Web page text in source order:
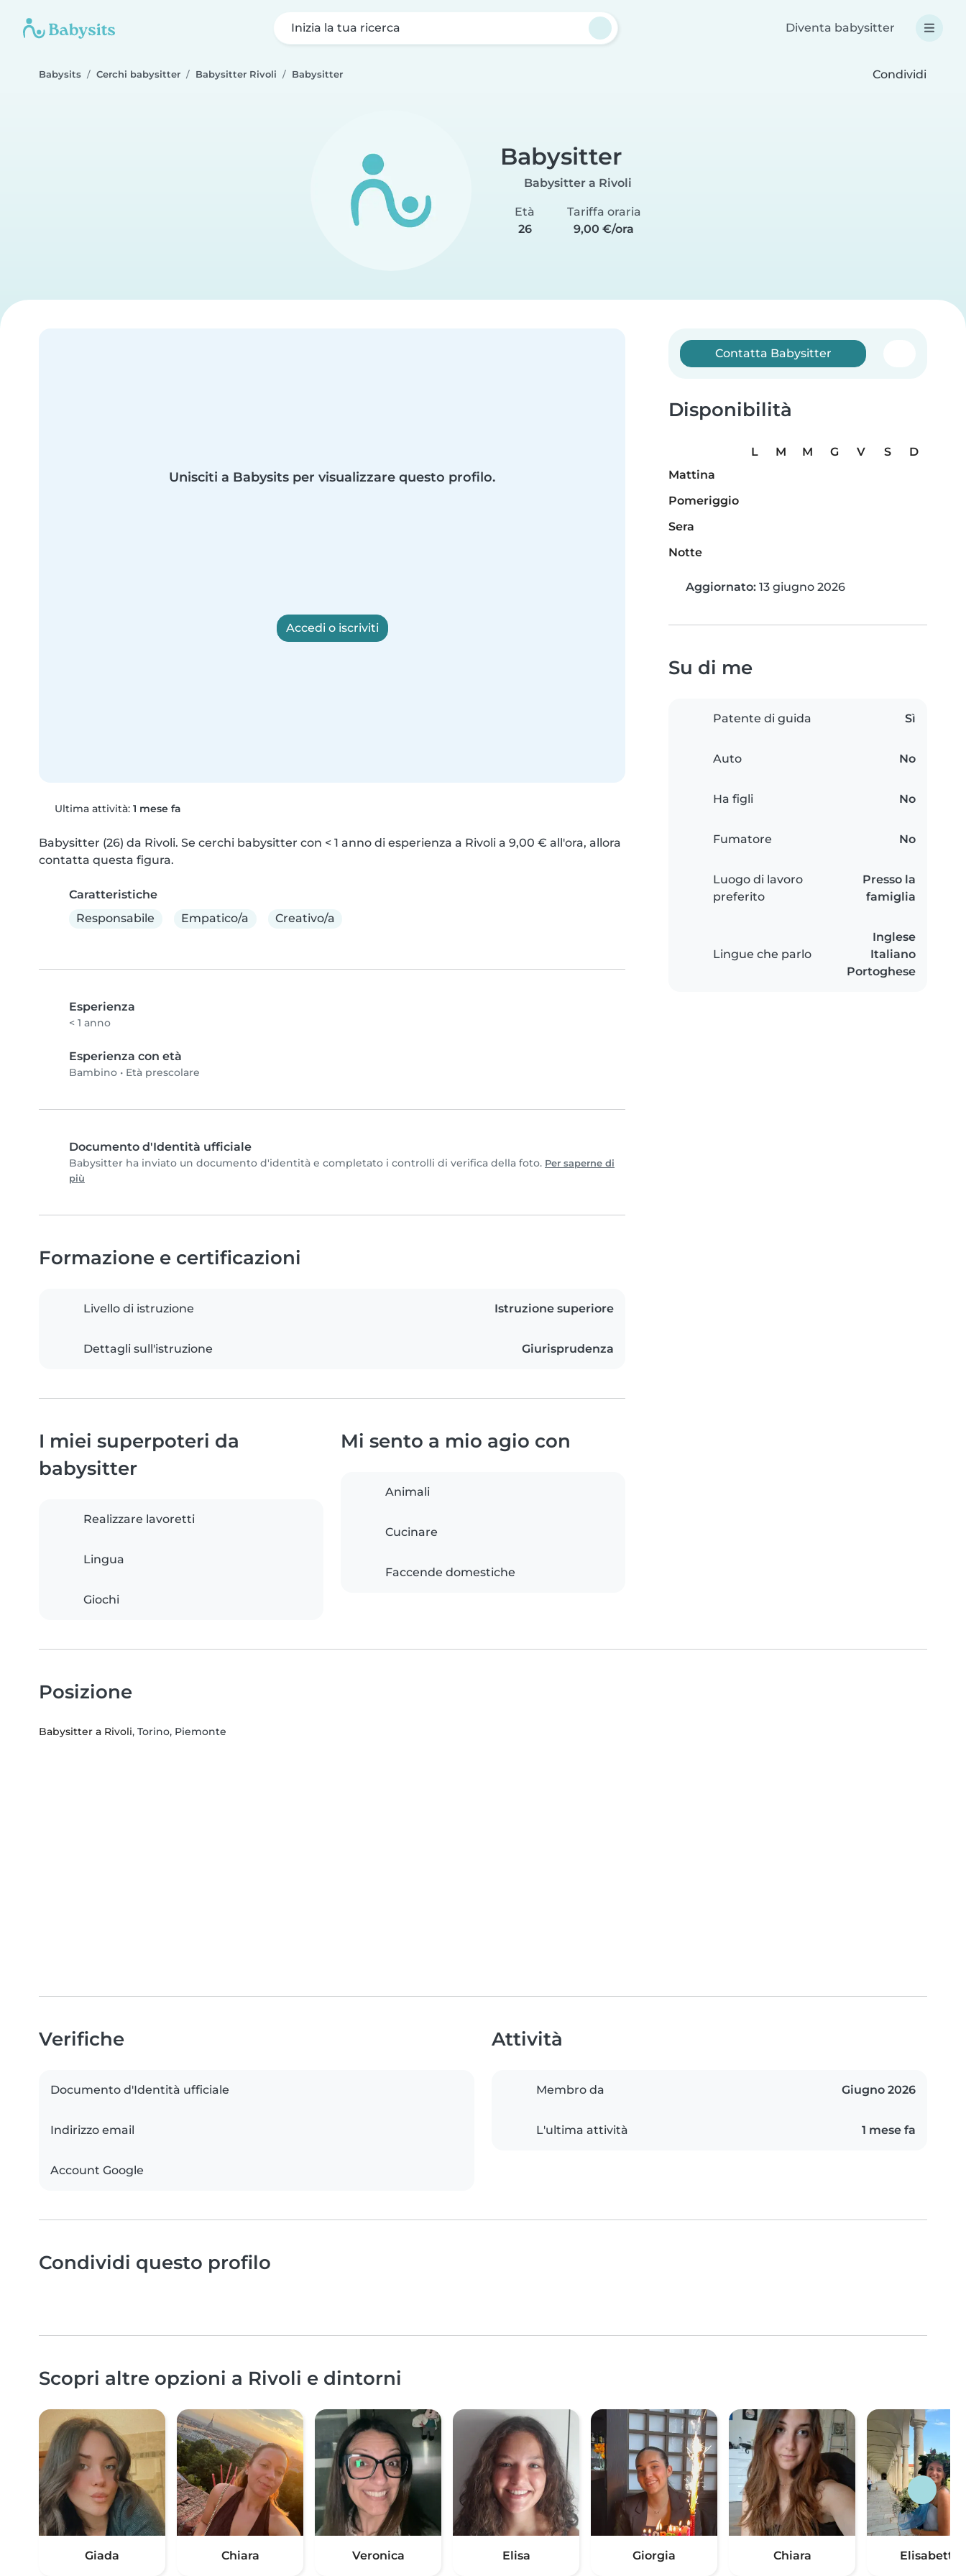
Inizia la tua ricerca Diventa babysitter
Babysits Cerchi babysitter Babysitter Rivoli Babysitter Condividi
Babysitter
Babysitter a Rivoli
Età
26
Tariffa oraria
9,00 €/ora
Unisciti a Babysits per visualizzare questo profilo.
Accedi o iscriviti
Ultima attività: 1 mese fa
Babysitter (26) da Rivoli. Se cerchi babysitter con < 1 anno di esperienza a Rivoli a 9,00 € all'ora, allora
contatta questa figura.
Caratteristiche
Responsabile
Empatico/a Creativo/a
Esperienza
< 1 anno
Esperienza con età
Bambino • Età prescolare
Documento d'Identità ufficiale
Babysitter ha inviato un documento d'identità e completato i controlli di verifica della foto. Per saperne di
più
Contatta Babysitter
Disponibilità
L M M G V S
D
Mattina
Pomeriggio
Sera
Notte
Aggiornato: 13 giugno 2026
Su di me
Patente di guida Sì
Auto No
Ha figli No
Fumatore No
Luogo di lavoro
preferito
Presso la
famiglia
Lingue che parlo
Inglese
Italiano
Portoghese
Formazione e certificazioni
Livello di istruzione Istruzione superiore
Dettagli sull'istruzione Giurisprudenza
I miei superpoteri da
babysitter
Realizzare lavoretti
Lingua
Giochi
Mi sento a mio agio con
Animali
Cucinare
Faccende domestiche
Posizione
Babysitter a Rivoli, Torino, Piemonte
Verifiche
Documento d'Identità ufficiale
Indirizzo email
Account Google
Attività
Membro da Giugno 2026
L'ultima attività 1 mese fa
Condividi questo profilo
Scopri altre opzioni a Rivoli e dintorni
Giada Chiara Veronica Elisa Giorgia Chiara Elisabetta